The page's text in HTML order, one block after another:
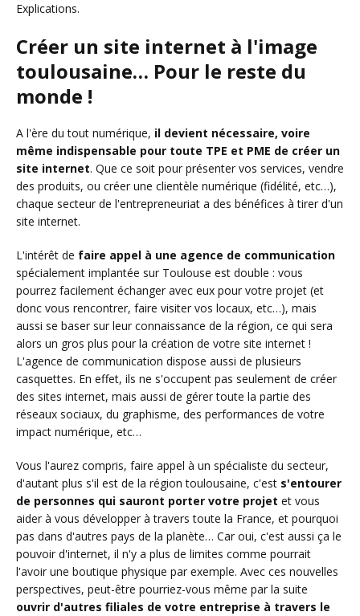
Explications.
Créer un site internet à l'image
toulousaine… Pour le reste du
monde !
A l'ère du tout numérique, il devient nécessaire, voire
même indispensable pour toute TPE et PME de créer un
site internet. Que ce soit pour présenter vos services, vendre
des produits, ou créer une clientèle numérique (fidélité, etc…),
chaque secteur de l'entrepreneuriat a des bénéfices à tirer d'un
site internet.
L'intérêt de faire appel à une agence de communication
spécialement implantée sur Toulouse est double : vous
pourrez facilement échanger avec eux pour votre projet (et
donc vous rencontrer, faire visiter vos locaux, etc…), mais
aussi se baser sur leur connaissance de la région, ce qui sera
alors un gros plus pour la création de votre site internet !
L'agence de communication dispose aussi de plusieurs
casquettes. En effet, ils ne s'occupent pas seulement de créer
des sites internet, mais aussi de gérer toute la partie des
réseaux sociaux, du graphisme, des performances de votre
impact numérique, etc…
Vous l'aurez compris, faire appel à un spécialiste du secteur,
d'autant plus s'il est de la région toulousaine, c'est s'entourer
de personnes qui sauront porter votre projet et vous
aider à vous développer à travers toute la France, et pourquoi
pas dans d'autres pays de la planète… Car oui, c'est aussi ça le
pouvoir d'internet, il n'y a plus de limites comme pourrait
l'avoir une boutique physique par exemple. Avec ces nouvelles
perspectives, peut-être pourriez-vous même par la suite
ouvrir d'autres filiales de votre entreprise à travers le